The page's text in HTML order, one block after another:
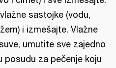
sastojke (vodu,
i izmešajte. Vlažne
umutite sve zajedno
posudu za pečenje koju